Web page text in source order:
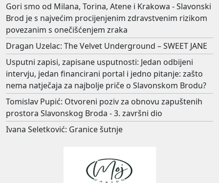
Gori smo od Milana, Torina, Atene i Krakowa - Slavonski
Brod je s najvećim procijenjenim zdravstvenim rizikom
povezanim s onečišćenjem zraka
Dragan Uzelac: The Velvet Underground – SWEET JANE
Usputni zapisi, zapisane usputnosti: Jedan odbijeni
intervju, jedan financirani portal i jedno pitanje: zašto
nema natječaja za najbolje priče o Slavonskom Brodu?
Tomislav Pupić: Otvoreni poziv za obnovu zapuštenih
prostora Slavonskog Broda - 3. završni dio
Ivana Seletković: Granice šutnje